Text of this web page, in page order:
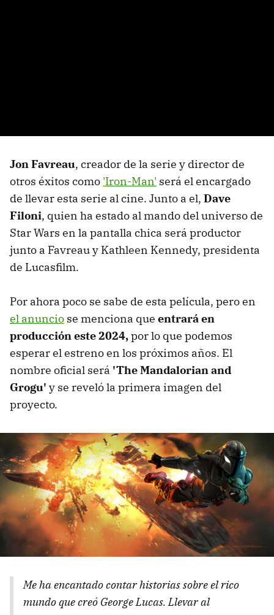
Jon Favreau, creador de la serie y director de
otros éxitos como 'Iron-Man' será el encargado
de llevar esta serie al cine. Junto a el, Dave
Filoni, quien ha estado al mando del universo de
Star Wars en la pantalla chica será productor
junto a Favreau y Kathleen Kennedy, presidenta
de Lucasfilm.
Por ahora poco se sabe de esta película, pero en
el anuncio se menciona que entrará en
producción este 2024,por lo que podemos
esperar el estreno en los próximos años. El
nombre oficial será 'The Mandalorian and
Grogu' y se reveló la primera imagen del
proyecto.
Me ha encantado contar historias sobre el rico
mundo que creó George Lucas. Llevar al